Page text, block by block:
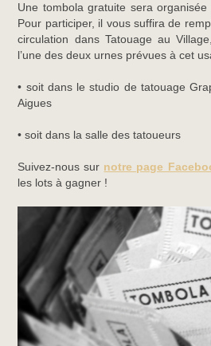
Une tombola gratuite sera
Pour participer, il vous suffira de
circulation dans Tatouage au
l’une des deux urnes prévues à cet
• soit dans le studio de tatouage
Aigues
• soit dans la salle des tatoueurs
Suivez-nous sur notre page
les lots à gagner !